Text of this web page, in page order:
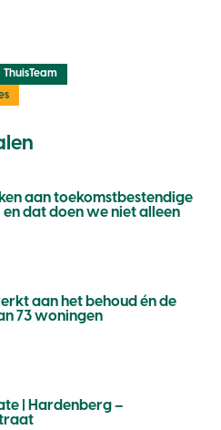
ThuisTeam
aan toekomstbestendige
dat doen we niet alleen
aan het behoud én de
73 woningen
| Hardenberg –